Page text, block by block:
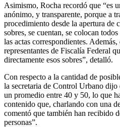
Asimismo, Rocha recordó que “es
anónimo, y transparente, porque a
procedimiento desde la apertura de
sobres, se cuentan, se colocan
las actas correspondientes.
representantes de Fiscalía Federal
directamente esos sobres”, detalló.
Con respecto a la cantidad de
la secretaria de Control Urbano
un promedio entre 40 y 50, lo que
contenido que, charlando con una
comentó que también han recibido
personas”.